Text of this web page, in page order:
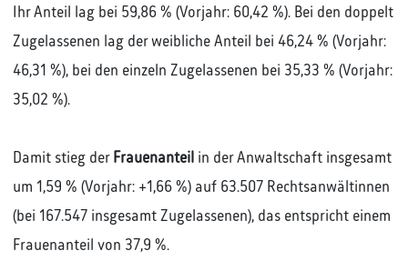
Ihr Anteil lag bei 59,86 % (Vorjahr: 60,42 %). Bei den doppelt
Zugelassenen lag der weibliche Anteil bei 46,24 % (Vorjahr:
46,31 %), bei den einzeln Zugelassenen bei 35,33 % (Vorjahr:
35,02 %).
Damit stieg der Frauenanteil in der Anwaltschaft insgesamt
um 1,59 % (Vorjahr: +1,66 %) auf 63.507 Rechtsanwältinnen
(bei 167.547 insgesamt Zugelassenen), das entspricht einem
Frauenanteil von 37,9 %.